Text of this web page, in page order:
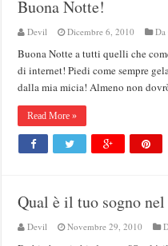
Buona Notte!
Devil Dicembre 6, 2010 Da
Buona Notte a tutti quelli che
di internet! Piedi come sempre
dalla mia micia! Almeno non
Read More »
Qual è il tuo sogno nel
Devil Novembre 29, 2010